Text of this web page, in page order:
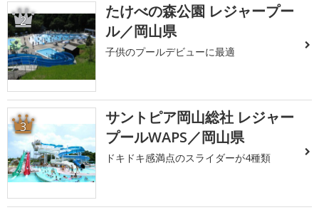
2
たけべの森公園 レジャープー
ル／岡山県
子供のプールデビューに最適
3
サントピア岡山総社 レジャー
プールWAPS／岡山県
ドキドキ感満点のスライダーが4種類